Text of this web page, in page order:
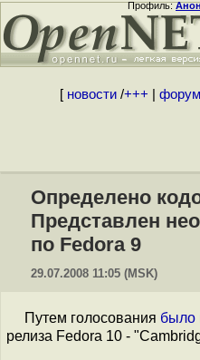
Профиль:
[ новости/+++ форум
Определено
Представлен
по Fedora 9
29.07.2008 11:05 (MSK)
Путем голосования было
релиза Fedora 10 -